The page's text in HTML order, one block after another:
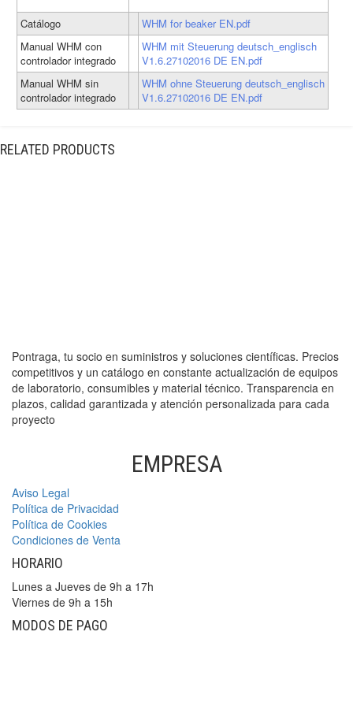
Catálogo
WHM for beaker EN.pdf
Manual WHM con
controlador integrado
WHM mit Steuerung deutsch_englisch
V1.6.27102016 DE EN.pdf
Manual WHM sin
controlador integrado
WHM ohne Steuerung deutsch_englisch
V1.6.27102016 DE EN.pdf
RELATED PRODUCTS
Pontraga, tu socio en suministros y soluciones científicas. Precios
competitivos y un catálogo en constante actualización de equipos
de laboratorio, consumibles y material técnico. Transparencia en
plazos, calidad garantizada y atención personalizada para cada
proyecto
EMPRESA
Aviso Legal
Política de Privacidad
Política de Cookies
Condiciones de Venta
HORARIO
Lunes a Jueves de 9h a 17h
Viernes de 9h a 15h
MODOS DE PAGO